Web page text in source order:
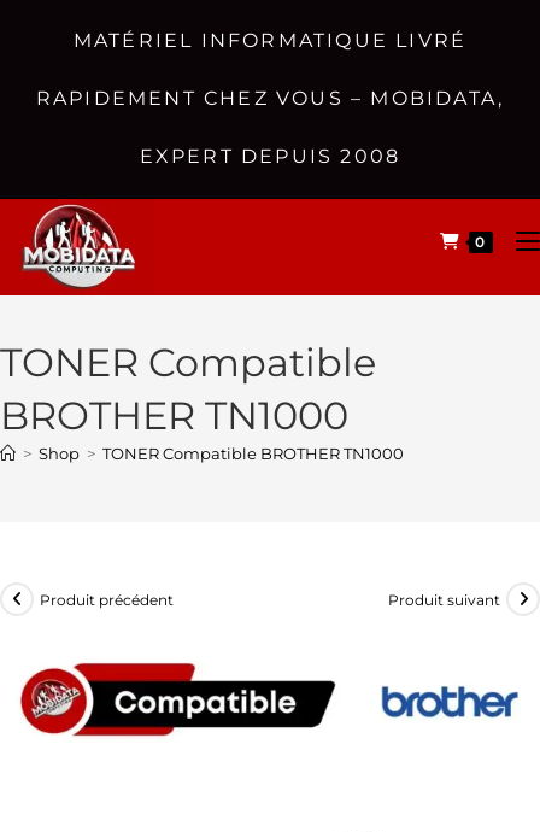
MATÉRIEL INFORMATIQUE LIVRÉ
RAPIDEMENT CHEZ VOUS – MOBIDATA,
EXPERT DEPUIS 2008
0
TONER Compatible
BROTHER TN1000
> Shop > TONER Compatible BROTHER TN1000
Produit précédent Produit suivant